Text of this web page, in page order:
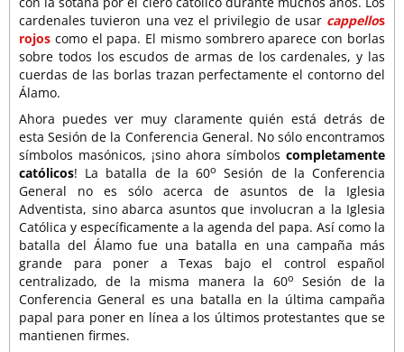
cardenales tuvieron una vez el privilegio de usar cappellos
rojos como el papa. El mismo sombrero aparece con borlas
sobre todos los escudos de armas de los cardenales, y las
cuerdas de las borlas trazan perfectamente el contorno del
Álamo.
Ahora puedes ver muy claramente quién está detrás de
esta Sesión de la Conferencia General. No sólo encontramos
símbolos masónicos, ¡sino ahora símbolos completamente
católicos! La batalla de la 60o
Sesión de la Conferencia
General no es sólo acerca de asuntos de la Iglesia
Adventista, sino abarca asuntos que involucran a la Iglesia
Católica y específicamente a la agenda del papa. Así como la
batalla del Álamo fue una batalla en una campaña más
grande para poner a Texas bajo el control español
centralizado, de la misma manera la 60o
Sesión de la
Conferencia General es una batalla en la última campaña
papal para poner en línea a los últimos protestantes que se
mantienen firmes.